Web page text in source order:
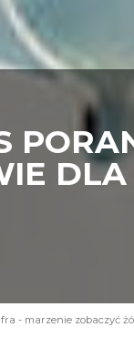
- marzenie zobaczyć